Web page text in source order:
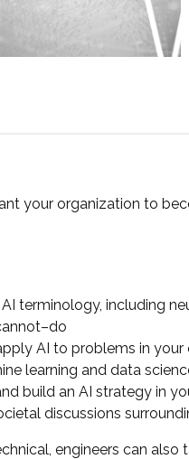
your organization to
terminology, including
AI to problems in your
learning and data
build an AI strategy in
discussions
engineers can